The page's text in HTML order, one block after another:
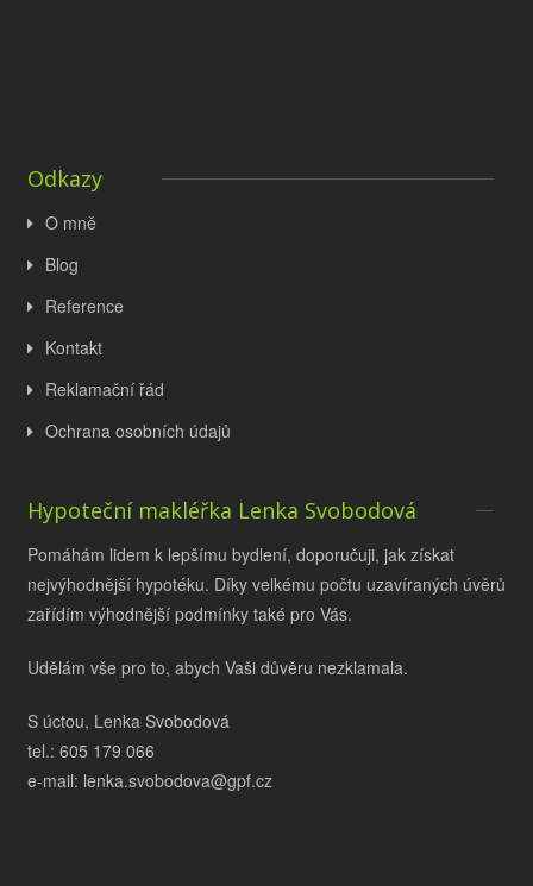
Odkazy
O mně
Blog
Reference
Kontakt
Reklamační řád
Ochrana osobních údajů
Hypoteční makléřka Lenka Svobodová
Pomáhám lidem k lepšímu bydlení, doporučuji, jak získat
nejvýhodnější hypotéku. Díky velkému počtu uzavíraných úvěrů
zařídím výhodnější podmínky také pro Vás.
Udělám vše pro to, abych Vaši důvěru nezklamala.
S úctou, Lenka Svobodová
tel.: 605 179 066
e-mail: lenka.svobodova@gpf.cz